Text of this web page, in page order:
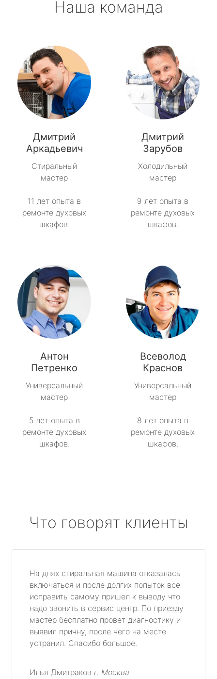
Наша команда
Дмитрий
Аркадьевич
Стиральный
мастер
11 лет опыта в
ремонте духовых
шкафов.
Дмитрий
Зарубов
Холодильный
мастер
9 лет опыта в
ремонте духовых
шкафов.
Антон
Петренко
Универсальный
мастер
5 лет опыта в
ремонте духовых
шкафов.
Всеволод
Краснов
Универсальный
мастер
8 лет опыта в
ремонте духовых
шкафов.
Что говорят клиенты
На днях стиральная машина отказалась
включаться и после долгих попыток все
исправить самому пришел к выводу что
надо звонить в сервис центр. По приезду
мастер бесплатно провет диагностику и
выявил причну, после чего на месте
устранил. Спасибо большое.
Илья Дмитраков г. Москва